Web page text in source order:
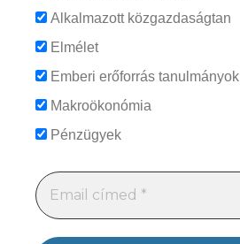
Alkalmazott közgazdaságtan
Elmélet
Emberi erőforrás tanulmányok
Makroökonómia
Pénzügyek